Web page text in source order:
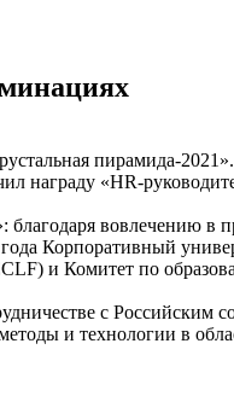
пирамида-
награду «HR-
вовлечению в
Корпоративный
и Комитет по
с
и технологии в